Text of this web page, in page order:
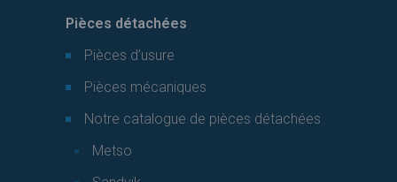
Pièces détachées
Pièces d’usure
Pièces mécaniques
Notre catalogue de pièces détachées
Metso